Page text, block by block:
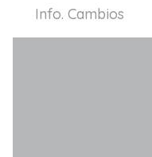
Info. Cambios